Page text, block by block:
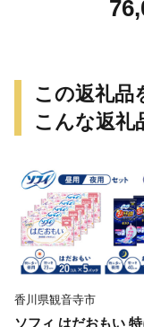
この返礼品
こんな返礼
香川県観音寺市
ソフィ はだおもい